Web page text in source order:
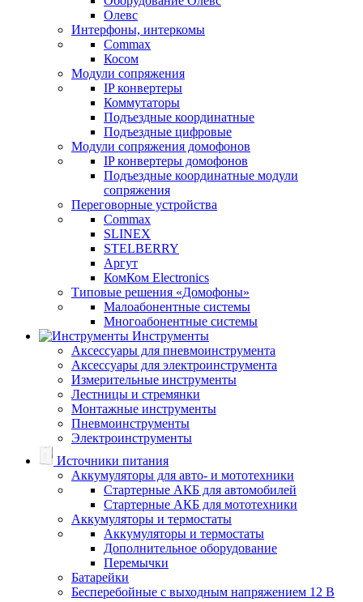
Олевс
Интерфоны, интеркомы
Commax
Косом
Модули сопряжения
IP конвертеры
Коммутаторы
Подъездные координатные
Подъездные цифровые
Модули сопряжения домофонов
IP конвертеры домофонов
Подъездные координатные модули
сопряжения
Переговорные устройства
Commax
SLINEX
STELBERRY
Аргут
КомКом Electronics
Типовые решения «Домофоны»
Малоабонентные системы
Многоабонентные системы
Инструменты
Аксессуары для пневмоинструмента
Аксессуары для электроинструмента
Измерительные инструменты
Лестницы и стремянки
Монтажные инструменты
Пневмоинструменты
Электроинструменты
Источники питания
Аккумуляторы для авто- и мототехники
Стартерные АКБ для автомобилей
Стартерные АКБ для мототехники
Аккумуляторы и термостаты
Аккумуляторы и термостаты
Дополнительное оборудование
Перемычки
Батарейки
Бесперебойные с выходным напряжением 12 В